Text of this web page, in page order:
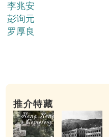
李兆安
彭询元
罗厚良
推介特藏